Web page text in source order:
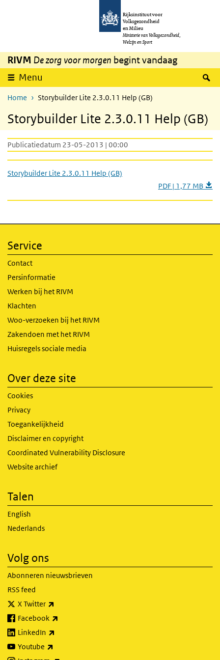
Overslaan en naar de inhoud gaan
Rijksinstituut voor
Volksgezondheid
en Milieu
Ministerie van Volksgezondheid,
Welzijn en Sport
RIVM De zorg voor morgen begint vandaag
Menu
Home Storybuilder Lite 2.3.0.11 Help (GB)
Storybuilder Lite 2.3.0.11 Help (GB)
Publicatiedatum 23-05-2013 | 00:00
Storybuilder Lite 2.3.0.11 Help (GB)
PDF | 1,77 MB
Service
Contact
Persinformatie
Werken bij het RIVM
Klachten
Woo-verzoeken bij het RIVM
Zakendoen met het RIVM
Huisregels sociale media
Over deze site
Cookies
Privacy
Toegankelijkheid
Disclaimer en copyright
Coordinated Vulnerability Disclosure
Website archief
Talen
English
Nederlands
Volg ons
Abonneren nieuwsbrieven
RSS feed
X Twitter
Facebook
LinkedIn
Youtube